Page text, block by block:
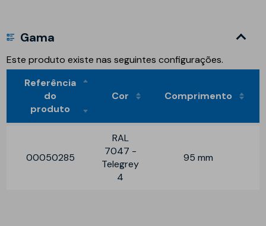
Gama
Este produto existe nas seguintes configurações.
Referência
do
produto
Cor Comprimento
00050285
RAL
7047 -
Telegrey
4
95 mm